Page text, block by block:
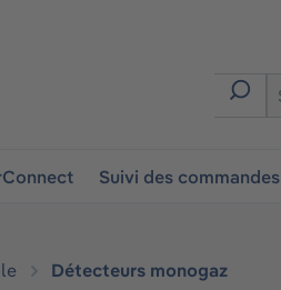
Suivi des commandes
Détecteurs monogaz